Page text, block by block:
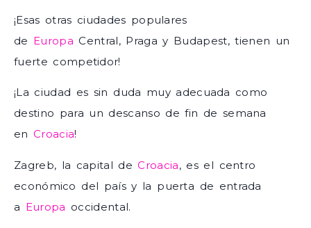
¡Esas otras ciudades populares
de Europa Central, Praga y Budapest, tienen un
fuerte competidor!
¡La ciudad es sin duda muy adecuada como
destino para un descanso de fin de semana
enCroacia!
Zagreb, la capital deCroacia, es el centro
económico del país y la puerta de entrada
a Europa occidental.